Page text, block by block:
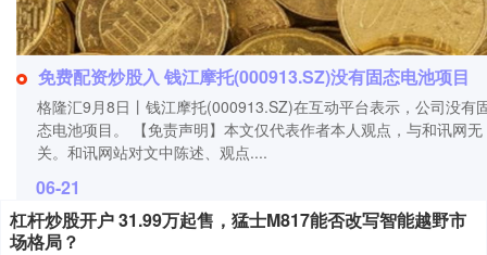
免费配资炒股入 钱江摩托(000913.SZ)没有固态电池项目
格隆汇9月8日丨钱江摩托(000913.SZ)在互动平台表示，公司没有
态电池项目。 【免责声明】本文仅代表作者本人观点，与和讯网无
关。和讯网站对文中陈述、观点....
06-21
杠杆炒股开户 31.99万起售，猛士M817能否改写智能越野市
场格局？